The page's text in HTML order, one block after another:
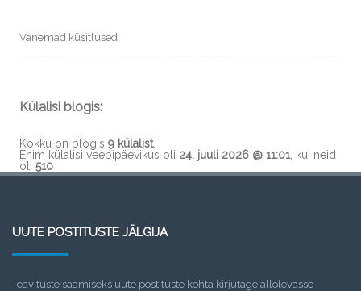
Vanemad küsitlused
Külalisi blogis:
Kokku on blogis 9 külalist.
Enim külalisi veebipäevikus oli 24. juuli 2026 @ 11:01 , kui neid
oli 510
UUTE POSTITUSTE JÄLGIJA
Teavituste saamiseks uute postituste kohta kirjutage allolevasse